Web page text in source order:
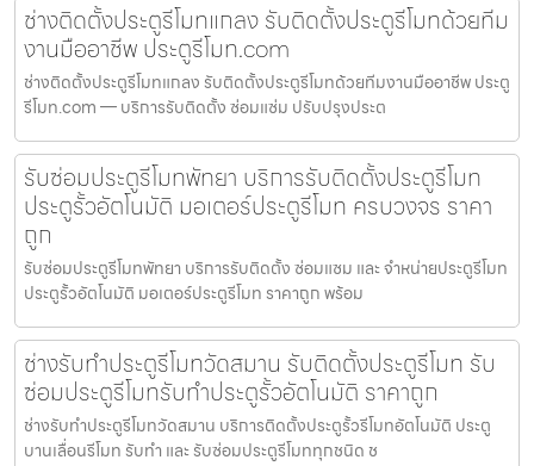
ช่างติดตั้งประตูรีโมทแกลง รับติดตั้งประตูรีโมทด้วยทีม
งานมืออาชีพ ประตูรีโมท.com
ช่างติดตั้งประตูรีโมทแกลง รับติดตั้งประตูรีโมทด้วยทีมงานมืออาชีพ ประตู
รีโมท.com — บริการรับติดตั้ง ซ่อมแซ่ม ปรับปรุงประต
รับซ่อมประตูรีโมทพัทยา บริการรับติดตั้งประตูรีโมท
ประตูรั้วอัตโนมัติ มอเตอร์ประตูรีโมท ครบวงจร ราคา
ถูก
รับซ่อมประตูรีโมทพัทยา บริการรับติดตั้ง ซ่อมแซม และ จำหน่ายประตูรีโมท
ประตูรั้วอัตโนมัติ มอเตอร์ประตูรีโมท ราคาถูก พร้อม
ช่างรับทำประตูรีโมทวัดสมาน รับติดตั้งประตูรีโมท รับ
ซ่อมประตูรีโมทรับทำประตูรั้วอัตโนมัติ ราคาถูก
ช่างรับทำประตูรีโมทวัดสมาน บริการติดตั้งประตูรั้วรีโมทอัตโนมัติ ประตู
บานเลื่อนรีโมท รับทำ และ รับซ่อมประตูรีโมททุกชนิด ช